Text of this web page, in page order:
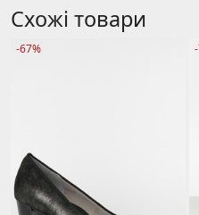
Схожі товари
-67%